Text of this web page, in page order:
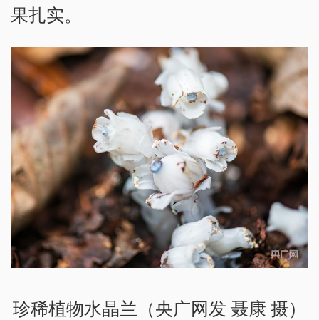
果扎实。
珍稀植物水晶兰（央广网发 聂康 摄）